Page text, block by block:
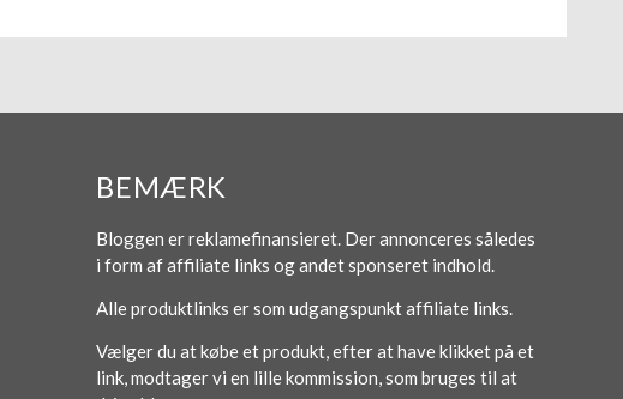
BEMÆRK
Bloggen er reklamefinansieret. Der annonceres således
i form af affiliate links og andet sponseret indhold.
Alle produktlinks er som udgangspunkt affiliate links.
Vælger du at købe et produkt, efter at have klikket på et
link, modtager vi en lille kommission, som bruges til at